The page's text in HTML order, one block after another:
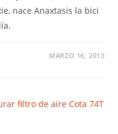
nace Anaxtasis la bici
MARZO 16, 2013